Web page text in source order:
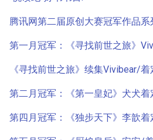
腾讯网第二届原创大赛冠军作品系
第一月冠军：《寻找前世之旅》
《寻找前世之旅》续集Vivibear/
第二月冠军：《第一皇妃》犬犬
第四月冠军：《独步天下》李歆着